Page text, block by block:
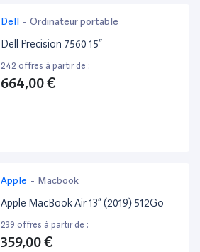
Dell - Ordinateur portable
Dell Precision 7560 15”
242 offres à partir de :
664,00 €
Apple - Macbook
Apple MacBook Air 13” (2019) 512Go
239 offres à partir de :
359,00 €